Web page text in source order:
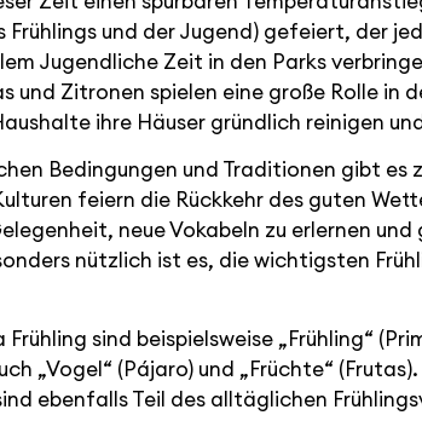
Frühlings und der Jugend) gefeiert, der
Jugendliche Zeit in den Parks
und Zitronen spielen eine große Rolle in
ihre Häuser gründlich reinigen
Bedingungen und Traditionen gibt es
feiern die Rückkehr des guten
neue Vokabeln zu erlernen
nützlich ist es, die wichtigsten
sind beispielsweise „Frühling“
„Vogel“ (Pájaro) und „Früchte“
ebenfalls Teil des alltäglichen